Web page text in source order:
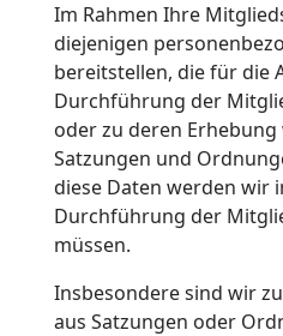
Im Rahmen Ihre
diejenigen
bereitstellen, die für die
Durchführung der
oder zu deren
Satzungen und
diese Daten werden wir
Durchführung der
müssen.
Insbesondere sind wir
aus Satzungen oder